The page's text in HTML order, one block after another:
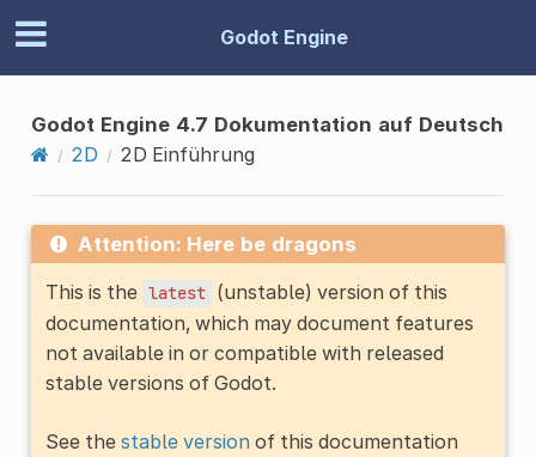
Godot Engine
Godot Engine 4.7 Dokumentation auf Deutsch
2D
2D Einführung
Attention: Here be dragons
This is the latest (unstable) version of this
documentation, which may document features
not available in or compatible with released
stable versions of Godot.
See the stable versionof this documentation